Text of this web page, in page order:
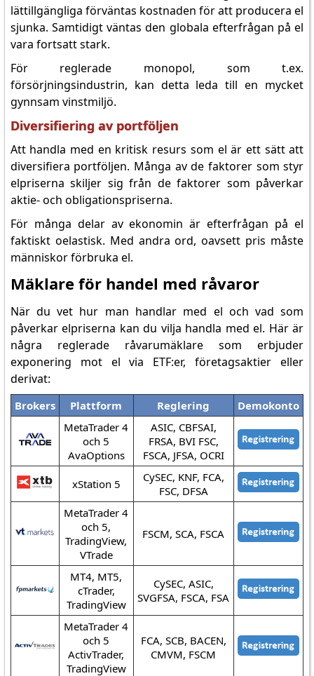
lättillgängliga förväntas kostnaden för att producera el
sjunka. Samtidigt väntas den globala efterfrågan på el
vara fortsatt stark.
För reglerade monopol, som t.ex.
försörjningsindustrin, kan detta leda till en mycket
gynnsam vinstmiljö.
Diversifiering av portföljen
Att handla med en kritisk resurs som el är ett sätt att
diversifiera portföljen. Många av de faktorer som styr
elpriserna skiljer sig från de faktorer som påverkar
aktie- och obligationspriserna.
För många delar av ekonomin är efterfrågan på el
faktiskt oelastisk. Med andra ord, oavsett pris måste
människor förbruka el.
Mäklare för handel med råvaror
När du vet hur man handlar med el och vad som
påverkar elpriserna kan du vilja handla med el. Här är
några reglerade råvarumäklare som erbjuder
exponering mot el via ETF:er, företagsaktier eller
derivat:
Brokers Plattform Reglering
Demokonto
MetaTrader 4
och 5
AvaOptions
ASIC, CBFSAI,
FRSA, BVI FSC,
FSCA, JFSA, OCRI
xStation 5
CySEC, KNF, FCA,
FSC, DFSA
MetaTrader 4
och 5,
TradingView,
VTrade
FSCM, SCA, FSCA
MT4, MT5,
cTrader,
TradingView
CySEC, ASIC,
SVGFSA, FSCA, FSA
MetaTrader 4
och 5
ActivTrader,
TradingView
FCA, SCB, BACEN,
CMVM, FSCM